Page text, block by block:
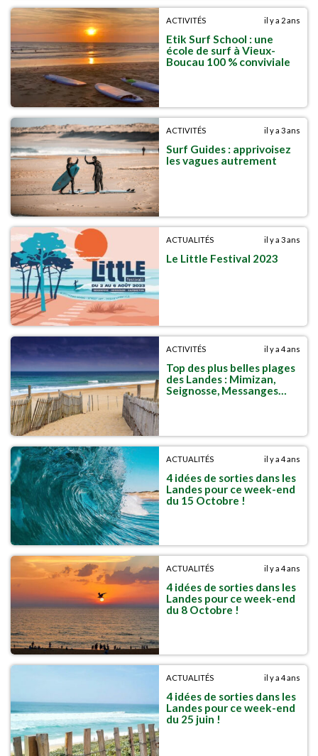
ACTIVITÉS il y a 2 ans
Etik Surf School : une
école de surf à Vieux-
Boucau 100 % conviviale
ACTIVITÉS il y a 3 ans
Surf Guides : apprivoisez
les vagues autrement
ACTUALITÉS il y a 3 ans
Le Little Festival 2023
ACTIVITÉS il y a 4 ans
Top des plus belles plages
des Landes : Mimizan,
Seignosse, Messanges…
ACTUALITÉS il y a 4 ans
4 idées de sorties dans les
Landes pour ce week-end
du 15 Octobre !
ACTUALITÉS il y a 4 ans
4 idées de sorties dans les
Landes pour ce week-end
du 8 Octobre !
ACTUALITÉS il y a 4 ans
4 idées de sorties dans les
Landes pour ce week-end
du 25 juin !